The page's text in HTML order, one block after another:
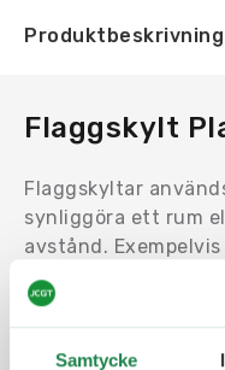
Samtycke
Produktbeskrivning
Flaggskylt
Flaggskyltar
synliggöra ett rum
avstånd.
hörn.
Motivet trycks på
reflektiv plast som